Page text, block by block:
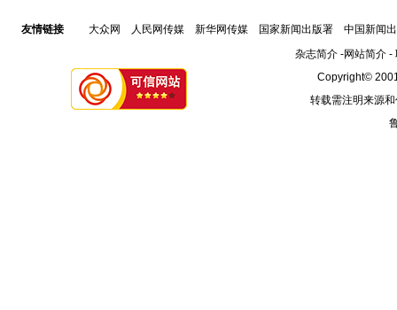
友情链接 大众网 人民网传媒 新华网传媒 国家新闻出版署
中国新闻
杂志简介-网站简介-
Copyright©
转载需注明来源